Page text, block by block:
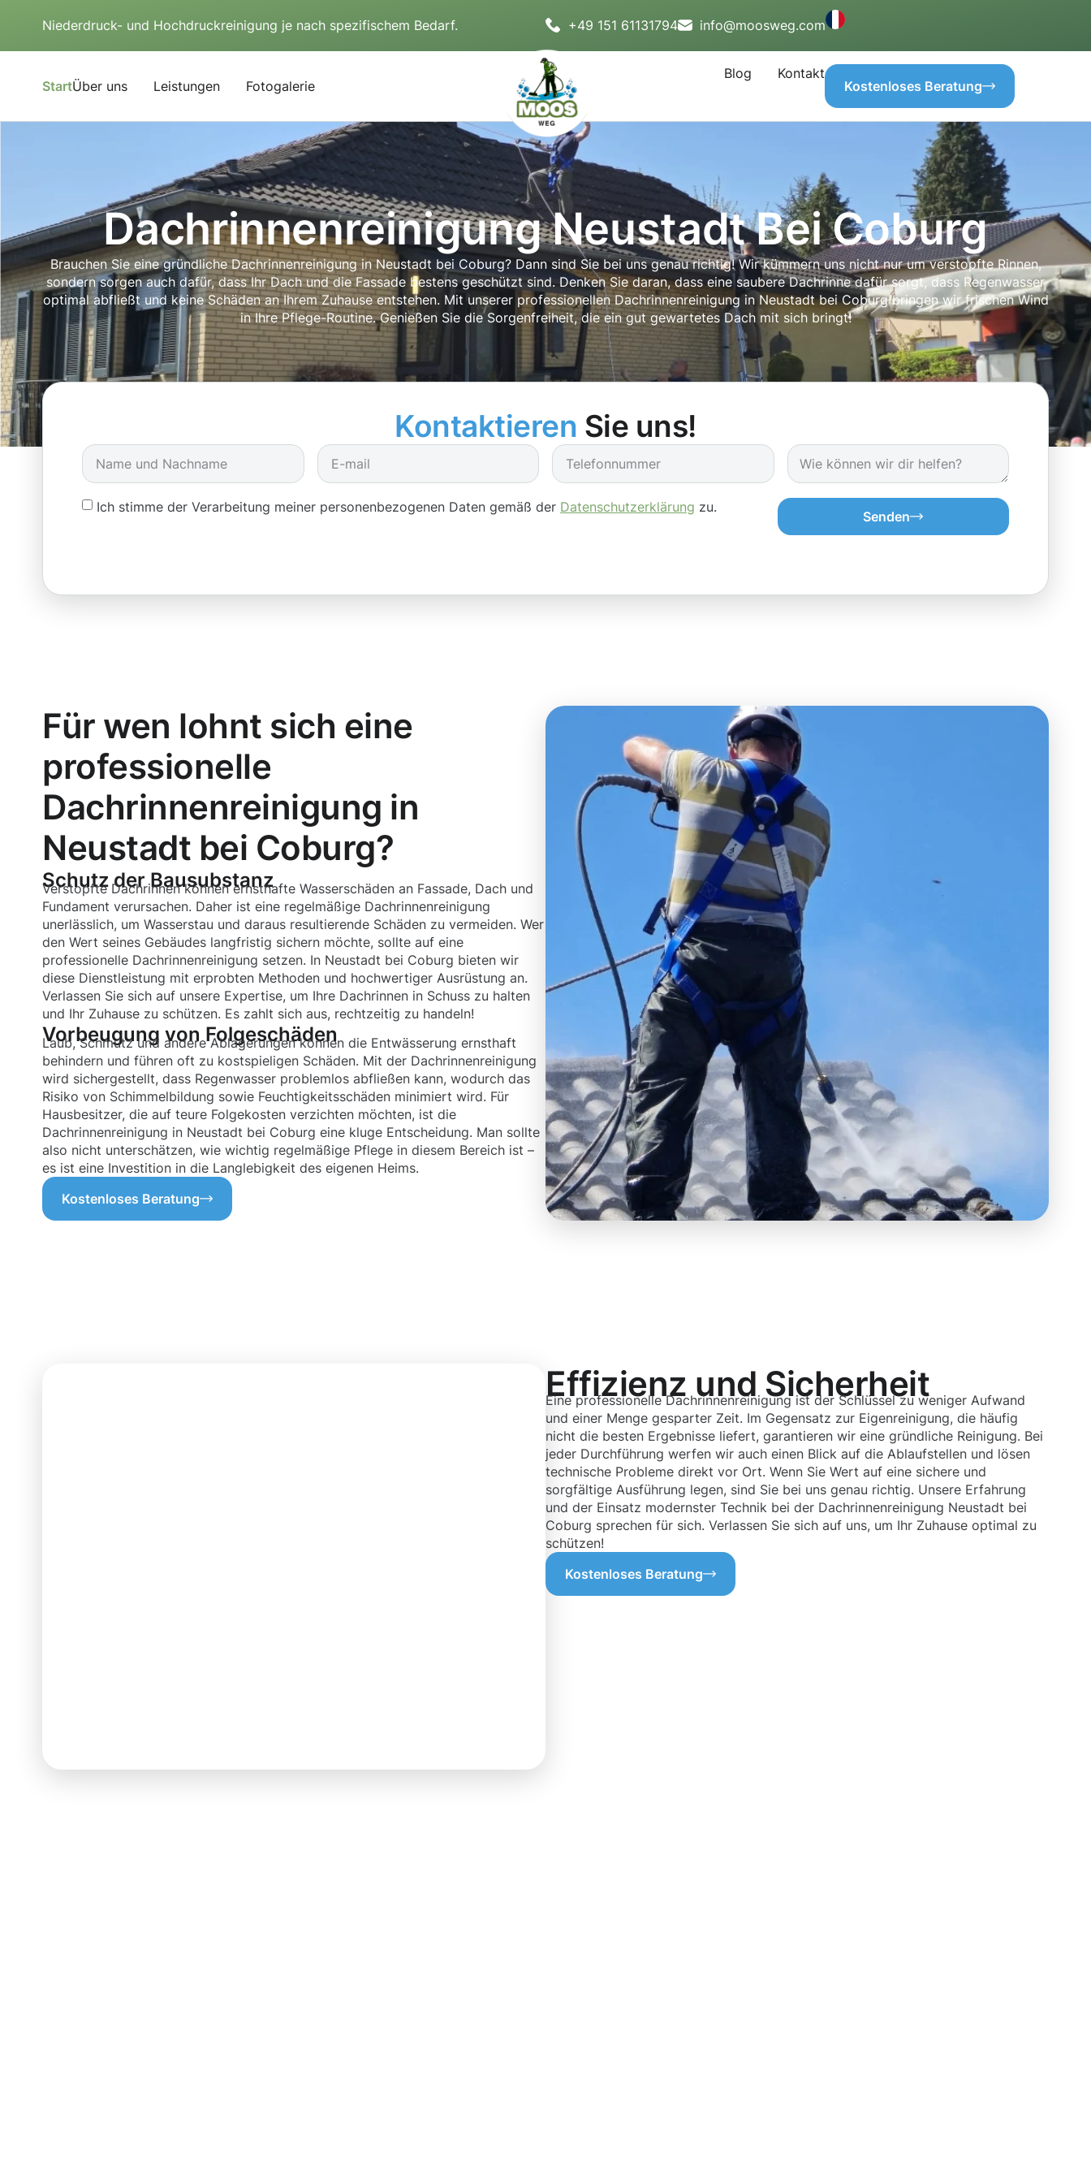
Niederdruck- und Hochdruckreinigung je nach spezifischem Bedarf. +49 151 61131794 info@moosweg.com
StartÜber uns Leistungen Fotogalerie
Blog
Kontakt
Kostenloses Beratung
Dachrinnenreinigung Neustadt Bei Coburg
Brauchen Sie eine gründliche Dachrinnenreinigung in Neustadt bei Coburg? Dann sind Sie bei uns genau richtig! Wir kümmern uns nicht nur um verstopfte Rinnen,
sondern sorgen auch dafür, dass Ihr Dach und die Fassade bestens geschützt sind. Denken Sie daran, dass eine saubere Dachrinne dafür sorgt, dass Regenwasser
optimal abfließt und keine Schäden an Ihrem Zuhause entstehen. Mit unserer professionellen Dachrinnenreinigung in Neustadt bei Coburg bringen wir frischen Wind
in Ihre Pflege-Routine. Genießen Sie die Sorgenfreiheit, die ein gut gewartetes Dach mit sich bringt!
Kontaktieren Sie uns!
Ich stimme der Verarbeitung meiner personenbezogenen Daten gemäß der Datenschutzerklärung zu.
Senden
Für wen lohnt sich eine
professionelle
Dachrinnenreinigung in
Neustadt bei Coburg?
Schutz der Bausubstanz
Verstopfte Dachrinnen können ernsthafte Wasserschäden an Fassade, Dach und
Fundament verursachen. Daher ist eine regelmäßige Dachrinnenreinigung
unerlässlich, um Wasserstau und daraus resultierende Schäden zu vermeiden. Wer
den Wert seines Gebäudes langfristig sichern möchte, sollte auf eine
professionelle Dachrinnenreinigung setzen. In Neustadt bei Coburg bieten wir
diese Dienstleistung mit erprobten Methoden und hochwertiger Ausrüstung an.
Verlassen Sie sich auf unsere Expertise, um Ihre Dachrinnen in Schuss zu halten
und Ihr Zuhause zu schützen. Es zahlt sich aus, rechtzeitig zu handeln!
Vorbeugung von Folgeschäden
Laub, Schmutz und andere Ablagerungen können die Entwässerung ernsthaft
behindern und führen oft zu kostspieligen Schäden. Mit der Dachrinnenreinigung
wird sichergestellt, dass Regenwasser problemlos abfließen kann, wodurch das
Risiko von Schimmelbildung sowie Feuchtigkeitsschäden minimiert wird. Für
Hausbesitzer, die auf teure Folgekosten verzichten möchten, ist die
Dachrinnenreinigung in Neustadt bei Coburg eine kluge Entscheidung. Man sollte
also nicht unterschätzen, wie wichtig regelmäßige Pflege in diesem Bereich ist –
es ist eine Investition in die Langlebigkeit des eigenen Heims.
Kostenloses Beratung
Effizienz und Sicherheit
Eine professionelle Dachrinnenreinigung ist der Schlüssel zu weniger Aufwand
und einer Menge gesparter Zeit. Im Gegensatz zur Eigenreinigung, die häufig
nicht die besten Ergebnisse liefert, garantieren wir eine gründliche Reinigung. Bei
jeder Durchführung werfen wir auch einen Blick auf die Ablaufstellen und lösen
technische Probleme direkt vor Ort. Wenn Sie Wert auf eine sichere und
sorgfältige Ausführung legen, sind Sie bei uns genau richtig. Unsere Erfahrung
und der Einsatz modernster Technik bei der Dachrinnenreinigung Neustadt bei
Coburg sprechen für sich. Verlassen Sie sich auf uns, um Ihr Zuhause optimal zu
schützen!
Kostenloses Beratung